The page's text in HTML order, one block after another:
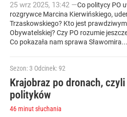
25 wrz 2025, 13:42 —Co politycy PO
rozgrywce Marcina Kierwińskiego,
Trzaskowskiego? Kto jest
Obywatelskiej? Czy PO rozumie
Co pokazała nam sprawa Sławomira...
Sezon: 3 Odcinek: 92
Krajobraz po dronach,
polityków
46 minut słuchania